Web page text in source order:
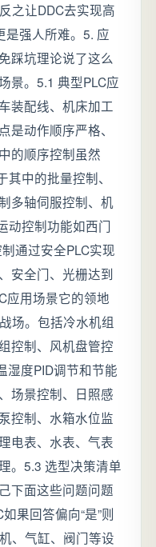
之让DDC去实现高
是强人所难。5. 应
踩坑理论说了这么
景。5.1 典型PLC应
装配线、机床加工
是动作顺序严格、
的顺序控制虽然
中的批量控制、
多轴伺服控制、机
动控制功能如西门
通过安全PLC实现
安全门、光栅达到
应用场景它的领地
场。包括冷水机组
控制、风机盘管控
湿度PID调节和节能
场景控制、日照感
控制、水箱水位监
电表、水表、气表
。5.3 选型决策清单
下面这些问题问题
果回答偏向“是”则
、气缸、阀门等设